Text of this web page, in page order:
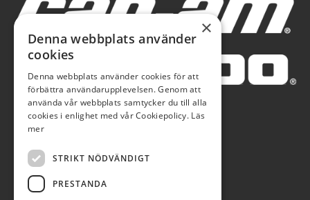
×
Denna webbplats använder
cookies
Denna webbplats använder cookies för att
förbättra användarupplevelsen. Genom att
använda vår webbplats samtycker du till alla
cookies i enlighet med vår Cookiepolicy. Läs
mer
STRIKT NÖDVÄNDIGT
PRESTANDA